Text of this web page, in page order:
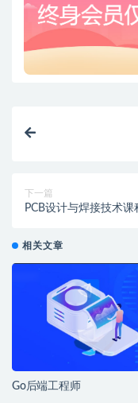
下一篇
PCB设计与焊接技术课
相关文章
Go后端工程师